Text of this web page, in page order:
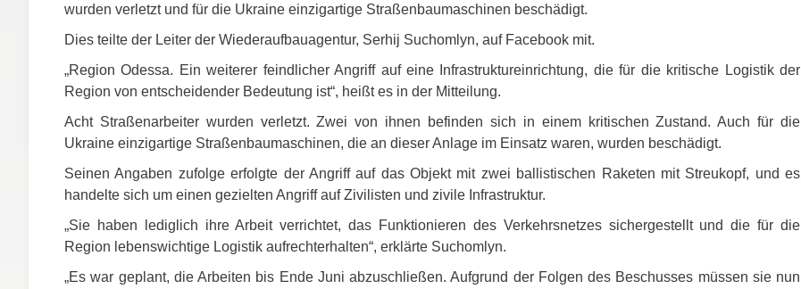
wurden verletzt und für die Ukraine einzigartige Straßenbaumaschinen beschädigt.
Dies teilte der Leiter der Wiederaufbauagentur, Serhij Suchomlyn, auf Facebook mit.
„Region Odessa. Ein weiterer feindlicher Angriff auf eine Infrastruktureinrichtung, die für die kritische Logistik der
Region von entscheidender Bedeutung ist“, heißt es in der Mitteilung.
Acht Straßenarbeiter wurden verletzt. Zwei von ihnen befinden sich in einem kritischen Zustand. Auch für die
Ukraine einzigartige Straßenbaumaschinen, die an dieser Anlage im Einsatz waren, wurden beschädigt.
Seinen Angaben zufolge erfolgte der Angriff auf das Objekt mit zwei ballistischen Raketen mit Streukopf, und es
handelte sich um einen gezielten Angriff auf Zivilisten und zivile Infrastruktur.
„Sie haben lediglich ihre Arbeit verrichtet, das Funktionieren des Verkehrsnetzes sichergestellt und die für die
Region lebenswichtige Logistik aufrechterhalten“, erklärte Suchomlyn.
„Es war geplant, die Arbeiten bis Ende Juni abzuschließen. Aufgrund der Folgen des Beschusses müssen sie nun